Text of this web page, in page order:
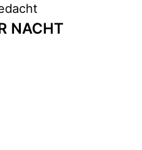
NACHT